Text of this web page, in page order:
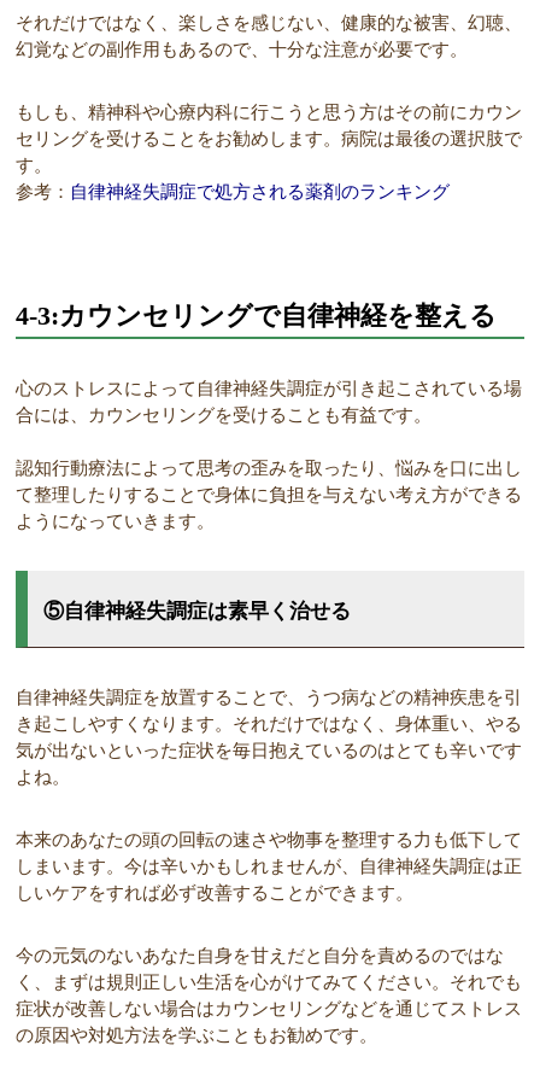
それだけではなく、楽しさを感じない、健康的な被害、幻聴、
幻覚などの副作用もあるので、十分な注意が必要です。
もしも、精神科や心療内科に行こうと思う方はその前にカウン
セリングを受けることをお勧めします。病院は最後の選択肢で
す。
参考： 自律神経失調症で処方される薬剤のランキング
4-3:カウンセリングで自律神経を整える
心のストレスによって自律神経失調症が引き起こされている場
合には、カウンセリングを受けることも有益です。
認知行動療法によって思考の歪みを取ったり、悩みを口に出し
て整理したりすることで身体に負担を与えない考え方ができる
ようになっていきます。
⑤自律神経失調症は素早く治せる
自律神経失調症を放置することで、うつ病などの精神疾患を引
き起こしやすくなります。それだけではなく、身体重い、やる
気が出ないといった症状を毎日抱えているのはとても辛いです
よね。
本来のあなたの頭の回転の速さや物事を整理する力も低下して
しまいます。今は辛いかもしれませんが、自律神経失調症は正
しいケアをすれば必ず改善することができます。
今の元気のないあなた自身を甘えだと自分を責めるのではな
く、まずは規則正しい生活を心がけてみてください。それでも
症状が改善しない場合はカウンセリングなどを通じてストレス
の原因や対処方法を学ぶこともお勧めです。